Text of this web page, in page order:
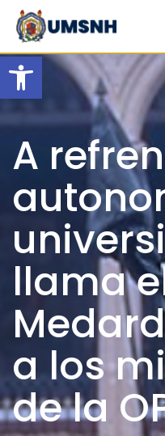
Open
Skip
content
A
llama
a los
de la